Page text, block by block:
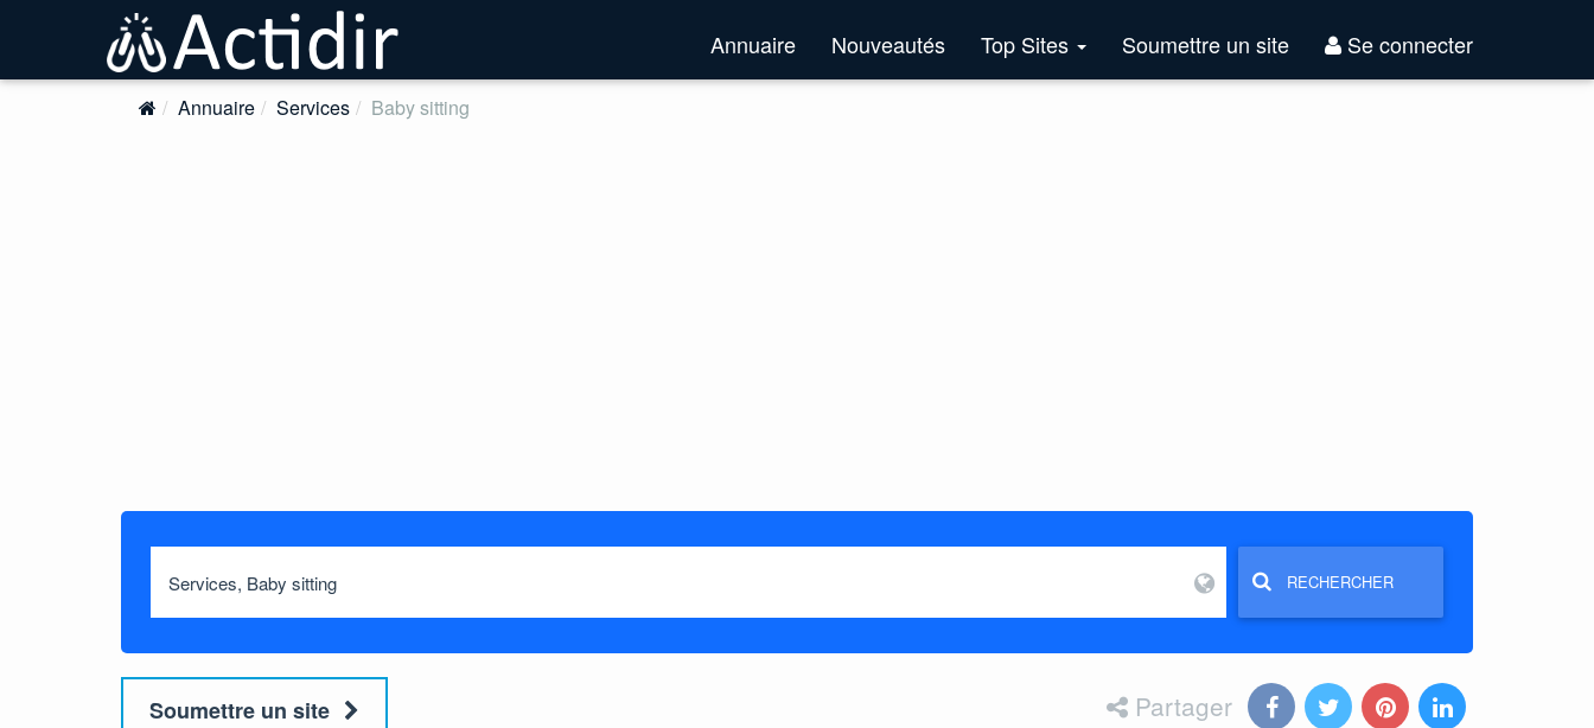
Se connecter
Annuaire Nouveautés Top Sites Top
Soumettre un site
Annuaire Services Baby sitting
RECHERCHER
Soumettre un site Partager